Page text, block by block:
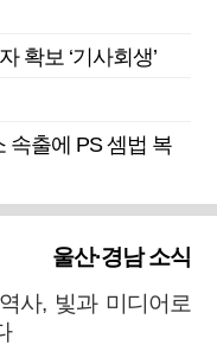
확보 ‘기사회생’
출에 PS 셈법 복
울산·경남 소식
사, 빛과 미디어로